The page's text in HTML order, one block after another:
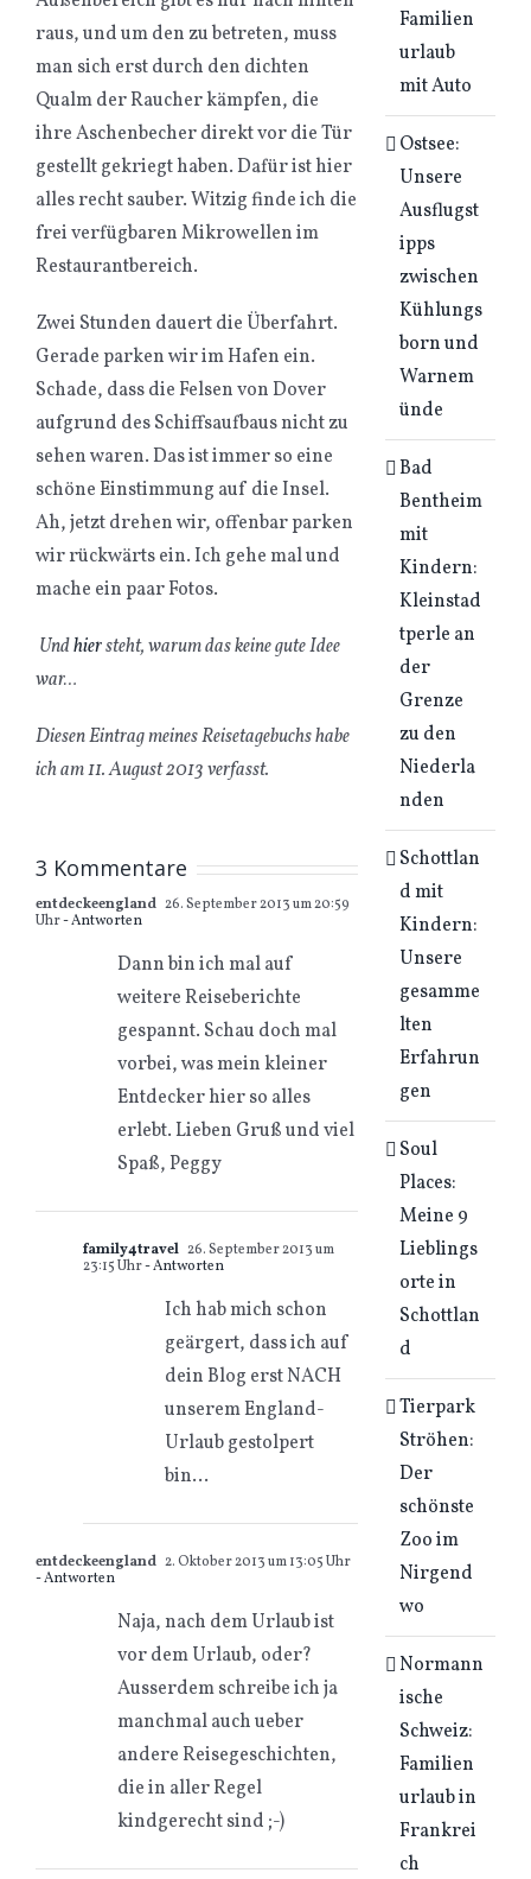
raus, und um den zu betreten, muss
man sich erst durch den dichten
Qualm der Raucher kämpfen, die
ihre Aschenbecher direkt vor die Tür
gestellt gekriegt haben. Dafür ist hier
alles recht sauber. Witzig finde ich die
frei verfügbaren Mikrowellen im
Restaurantbereich.
Zwei Stunden dauert die Überfahrt.
Gerade parken wir im Hafen ein.
Schade, dass die Felsen von Dover
aufgrund des Schiffsaufbaus nicht zu
sehen waren. Das ist immer so eine
schöne Einstimmung auf die Insel.
Ah, jetzt drehen wir, offenbar parken
wir rückwärts ein. Ich gehe mal und
mache ein paar Fotos.
Undhiersteht, warum das keine gute Idee
war…
Diesen Eintrag meines Reisetagebuchs habe
ich am 11. August 2013 verfasst.
3 Kommentare
entdeckeengland 26. September 2013 um 20:59
Uhr- Antworten
Dann bin ich mal auf
weitere Reiseberichte
gespannt. Schau doch mal
vorbei, was mein kleiner
Entdecker hier so alles
erlebt. Lieben Gruß und viel
Spaß, Peggy
family4travel 26. September 2013 um
23:15 Uhr- Antworten
Ich hab mich schon
geärgert, dass ich auf
dein Blog erst NACH
unserem England-
Urlaub gestolpert
bin…
entdeckeengland 2. Oktober 2013 um 13:05 Uhr
- Antworten
Naja, nach dem Urlaub ist
vor dem Urlaub, oder?
Ausserdem schreibe ich ja
manchmal auch ueber
andere Reisegeschichten,
die in aller Regel
kindgerecht sind ;-)
Familien
urlaub
mit Auto
Ostsee:
Unsere
Ausflugst
ipps
zwischen
Kühlungs
born und
Warnem
ünde
Bad
Bentheim
mit
Kindern:
Kleinstad
tperle an
der
Grenze
zu den
Niederla
nden
Schottlan
d mit
Kindern:
Unsere
gesamme
lten
Erfahrun
gen
Soul
Places:
Meine 9
Lieblings
orte in
Schottlan
d
Tierpark
Ströhen:
Der
schönste
Zoo im
Nirgend
wo
Normann
ische
Schweiz:
Familien
urlaub in
Frankrei
ch